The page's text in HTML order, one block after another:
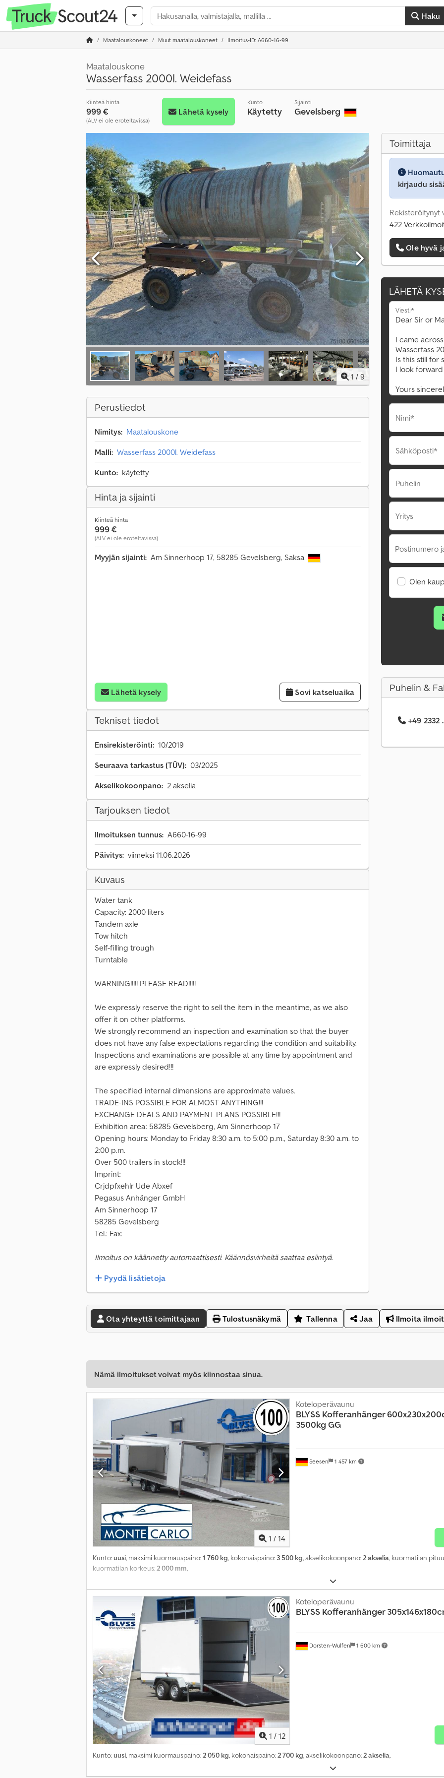
Haku
Maatalouskoneet Muut maatalouskoneet Ilmoitus-ID: A660-16-99
Maatalouskone
Wasserfass 2000l. Weidefass
Kiinteä hinta
999 €
(ALV ei ole eroteltavissa)
Lähetä kysely
Kunto
Käytetty
Sijainti
Gevelsberg
1 / 9
Perustiedot
Nimitys: Maatalouskone
Malli: Wasserfass 2000l. Weidefass
Kunto: käytetty
Hinta ja sijainti
Kiinteä hinta
999 €
(ALV ei ole eroteltavissa)
Myyjän sijainti: Am Sinnerhoop 17, 58285 Gevelsberg, Saksa
Lähetä kysely Sovi katseluaika
Tekniset tiedot
Ensirekisteröinti: 10/2019
Seuraava tarkastus (TÜV): 03/2025
Akselikokoonpano: 2 akselia
Tarjouksen tiedot
Ilmoituksen tunnus: A660-16-99
Päivitys: viimeksi 11.06.2026
Kuvaus
Water tank
Capacity: 2000 liters
Tandem axle
Tow hitch
Self-filling trough
Turntable
WARNING!!!!! PLEASE READ!!!!!
We expressly reserve the right to sell the item in the meantime, as we also
offer it on other platforms.
We strongly recommend an inspection and examination so that the buyer
does not have any false expectations regarding the condition and suitability.
Inspections and examinations are possible at any time by appointment and
are expressly desired!!!
The specified internal dimensions are approximate values.
TRADE-INS POSSIBLE FOR ALMOST ANYTHING!!!
EXCHANGE DEALS AND PAYMENT PLANS POSSIBLE!!!
Exhibition area: 58285 Gevelsberg, Am Sinnerhoop 17
Opening hours: Monday to Friday 8:30 a.m. to 5:00 p.m., Saturday 8:30 a.m. to
2:00 p.m.
Over 500 trailers in stock!!!
Imprint:
Crjdpfxehlr Ude Abxef
Pegasus Anhänger GmbH
Am Sinnerhoop 17
58285 Gevelsberg
Tel.: Fax:
Ilmoitus on käännetty automaattisesti. Käännösvirheitä saattaa esiintyä.
Pyydä lisätietoja
Toimittaja
kirjaudu
Rekisteröitynyt
422
Ole hyvä
LÄHETÄ
Viesti*
Nimi*
Sähköposti*
Puhelin
Yritys
Postinumero
Olen
Puhelin &
+49 2332
Ota yhteyttä toimittajaan Tulostusnäkymä Tallenna Jaa Ilmoita
Nämä ilmoitukset voivat myös kiinnostaa sinua.
1 / 14
Seesen 1 457 km
Koteloperävaunu
BLYSS Kofferanhänger
3500kg GG
Kunto:uusi, maksimi kuormauspaino:1 760 kg, kokonaispaino: 3 500 kg, akselikokoonpano:2 akselia, kuormatilan
kuormatilan korkeus:2 000 mm,
1 / 12
Dorsten-Wulfen 1 600 km
Koteloperävaunu
BLYSS Kofferanhänger
Kunto:uusi, maksimi kuormauspaino:2 050 kg, kokonaispaino:2 700 kg, akselikokoonpano:2 akselia,